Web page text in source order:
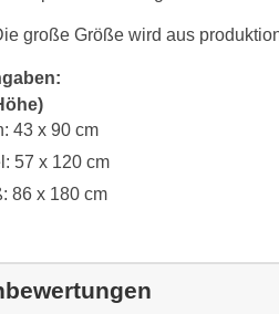
große Größe wird aus
43 x 90cm
57 x 120cm
86 x 180cm